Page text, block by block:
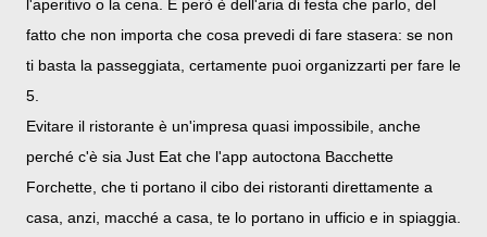
l'aperitivo o la cena. E però è dell'aria di festa che parlo, del
fatto che non importa che cosa prevedi di fare stasera: se non
ti basta la passeggiata, certamente puoi organizzarti per fare le
5.
Evitare il ristorante è un'impresa quasi impossibile, anche
perché c'è sia Just Eat che l'app autoctona Bacchette
Forchette, che ti portano il cibo dei ristoranti direttamente a
casa, anzi, macché a casa, te lo portano in ufficio e in spiaggia.